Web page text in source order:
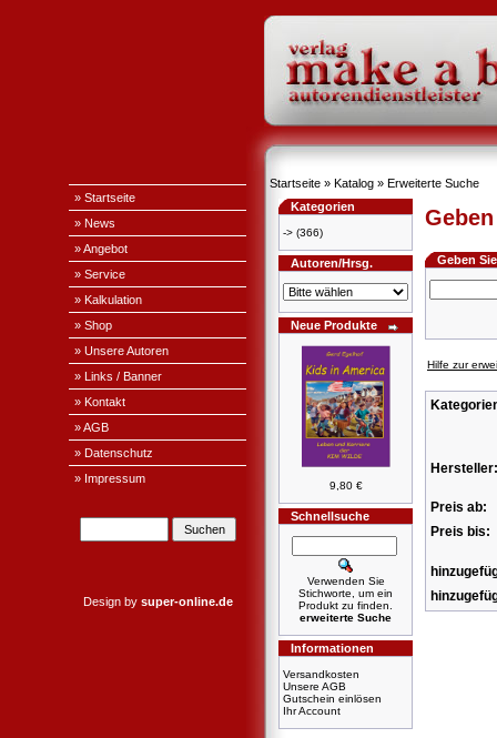
» Startseite
» News
» Angebot
» Service
» Kalkulation
» Shop
» Unsere Autoren
» Links / Banner
» Kontakt
» AGB
» Datenschutz
» Impressum
Design by super-online.de
Startseite » Katalog » Erweiterte Suche
Kategorien
-> (366)
Autoren/Hrsg.
Neue Produkte
9,80 €
Schnellsuche
Verwenden Sie
Stichworte, um ein
Produkt zu finden.
erweiterte Suche
Informationen
Versandkosten
Unsere AGB
Gutschein einlösen
Ihr Account
Geben
Hilfe zur
Hersteller:
Preis ab:
Preis bis: